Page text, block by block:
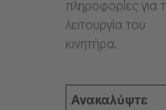
πληροφορίες για
λειτουργία του
κινητήρα.
Ανακαλύψτε